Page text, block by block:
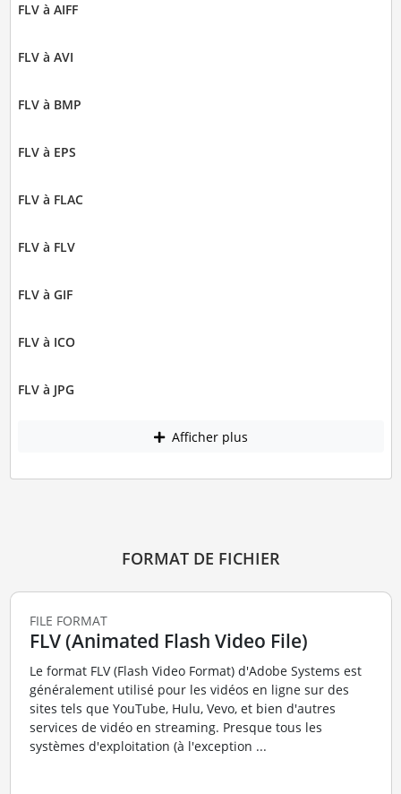
FLV à AIFF
FLV à AVI
FLV à BMP
FLV à EPS
FLV à FLAC
FLV à FLV
FLV à GIF
FLV à ICO
FLV à JPG
Afficher plus
FORMAT DE FICHIER
FILE FORMAT
FLV (Animated Flash Video File)
Le format FLV (Flash Video Format) d'Adobe Systems est
généralement utilisé pour les vidéos en ligne sur des
sites tels que YouTube, Hulu, Vevo, et bien d'autres
services de vidéo en streaming. Presque tous les
systèmes d'exploitation (à l'exception ...